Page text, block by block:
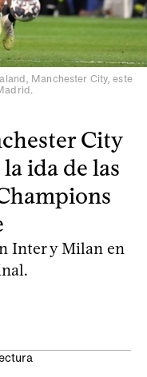
Manchester City, este
City
ida de las
Inter y Milan en